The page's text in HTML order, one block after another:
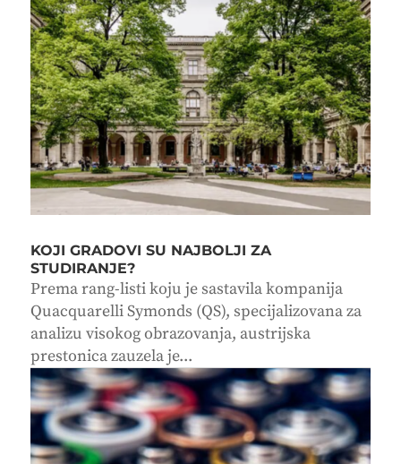
KOJI GRADOVI SU NAJBOLJI ZA
STUDIRANJE?
Prema rang-listi koju je sastavila kompanija
Quacquarelli Symonds (QS), specijalizovana za
analizu visokog obrazovanja, austrijska
prestonica zauzela je...